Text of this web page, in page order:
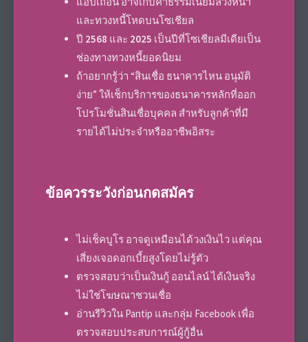
และทวงหนี้โหดบนโซเชียล
ปี 2568 และ 2025 เป็นปีที่โซเชียลมีเดียเป็น
ช่องทางทวงหนี้ยอดนิยม
ถ้าอยากรู้ว่า “สินเชื่อ ธนาคารไหน อนุมัติ
ง่าย” ให้เช็กบริการของธนาคารหลักที่ออก
โปรโมชั่นสินเชื่อบุคคล สำหรับลูกค้าที่มี
รายได้ไม่ประจำหรืออาชีพอิสระ
ข้อควรระวังก่อนกดสมัคร
ไม่เช็คบูโร อาจดูเหมือนได้วงเงินไว แต่คุณ
เสี่ยงเจอดอกเบี้ยสูงโดยไม่รู้ตัว
ตรวจสอบว่าเป็นเงินกู้ ออนไลน์ ได้เงินจริง
ไม่ใช่โฆษณาชวนเชื่อ
อ่านรีวิวใน Pantip และกลุ่ม Facebook เพื่อ
ตรวจสอบประสบการณ์ผู้กู้อื่น